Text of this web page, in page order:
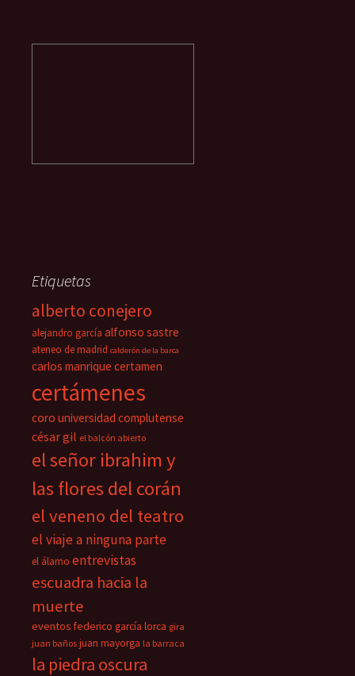
Etiquetas
alberto conejero
alejandro garcía alfonso sastre
ateneo de madrid calderón de la barca
carlos manrique certamen
certámenes
coro universidad complutense
césar gil el balcón abierto
el señor ibrahim y
las flores del corán
el veneno del teatro
el viaje a ninguna parte
el álamo entrevistas
escuadra hacia la
muerte
eventos federico garcía lorca gira
juan baños juan mayorga la barraca
la piedra oscura